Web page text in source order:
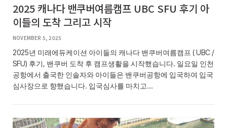
2025 캐나다 밴쿠버여름캠프 UBC SFU 후기 아
이들의 도착 그리고 시작
NOVEMBER 5, 2025
2025년 미래에듀케이션 아이들의 캐나다 밴쿠버여름캠프 ( UBC /
SFU) 후기, 밴쿠버 도착 후 캠프생활을 시작했습니다. 일요일 인천
공항에서 출국한 인솔자와 아이들은 밴쿠버공항에 입국하여 입국
심사장으로 향했습니다. 입국심사를 마치고…